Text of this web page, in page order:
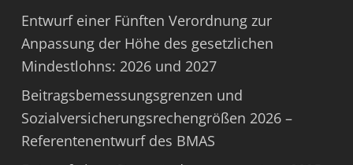
Entwurf einer Fünften Verordnung zur
Anpassung der Höhe des gesetzlichen
Mindestlohns: 2026 und 2027
Beitragsbemessungsgrenzen und
Sozialversicherungsrechengrößen 2026 –
Referentenentwurf des BMAS